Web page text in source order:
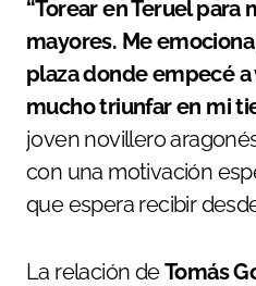
“Torear en Teruel para
mayores. Me
plaza donde empecé
mucho triunfar en mi
joven novillero
con una motivación
que espera recibir
La relación deTomás